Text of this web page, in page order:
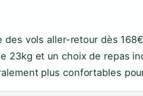
des vols aller-retour dès
23kg et un choix de repas
plus confortables